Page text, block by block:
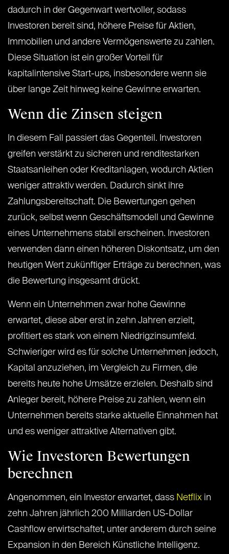
dadurch in der Gegenwart wertvoller, sodass
Investoren bereit sind, höhere Preise für Aktien,
Immobilien und andere Vermögenswerte zu zahlen.
Diese Situation ist ein großer Vorteil für
kapitalintensive Start-ups, insbesondere wenn sie
über lange Zeit hinweg keine Gewinne erwarten.
Wenn die Zinsen steigen
In diesem Fall passiert das Gegenteil. Investoren
greifen verstärkt zu sicheren und renditestarken
Staatsanleihen oder Kreditanlagen, wodurch Aktien
weniger attraktiv werden. Dadurch sinkt ihre
Zahlungsbereitschaft. Die Bewertungen gehen
zurück, selbst wenn Geschäftsmodell und Gewinne
eines Unternehmens stabil erscheinen. Investoren
verwenden dann einen höheren Diskontsatz, um den
heutigen Wert zukünftiger Erträge zu berechnen, was
die Bewertung insgesamt drückt.
Wenn ein Unternehmen zwar hohe Gewinne
erwartet, diese aber erst in zehn Jahren erzielt,
profitiert es stark von einem Niedrigzinsumfeld.
Schwieriger wird es für solche Unternehmen jedoch,
Kapital anzuziehen, im Vergleich zu Firmen, die
bereits heute hohe Umsätze erzielen. Deshalb sind
Anleger bereit, höhere Preise zu zahlen, wenn ein
Unternehmen bereits starke aktuelle Einnahmen hat
und es weniger attraktive Alternativen gibt.
Wie Investoren Bewertungen
berechnen
Angenommen, ein Investor erwartet, dass Netflix in
zehn Jahren jährlich 200 Milliarden US-Dollar
Cashflow erwirtschaftet, unter anderem durch seine
Expansion in den Bereich Künstliche Intelligenz.